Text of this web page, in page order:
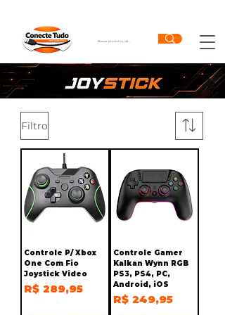
Filtro
Controle P/ Xbox
One Com Fio
Joystick Video
Preço
R$ 289,95
Controle Gamer
Kalkan Wynn RGB
PS3, PS4, PC,
Android, iOS
Preço
R$ 249,95